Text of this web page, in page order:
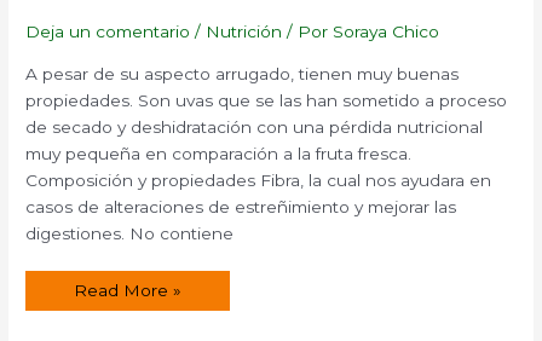
Deja un comentario / Nutrición / Por Soraya Chico
A pesar de su aspecto arrugado, tienen muy buenas
propiedades. Son uvas que se las han sometido a proceso
de secado y deshidratación con una pérdida nutricional
muy pequeña en comparación a la fruta fresca.
Composición y propiedades Fibra, la cual nos ayudara en
casos de alteraciones de estreñimiento y mejorar las
digestiones. No contiene
Propiedades
Read More »